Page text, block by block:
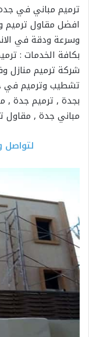
ترميم مباني في
افضل مقاول
وسرعة ودقة في
بكافة الخدمات :
شركة ترميم منازل
تشطيب وترميم في
بجدة , ترميم جدة ,
مباني جدة , مقاول
لتواصل